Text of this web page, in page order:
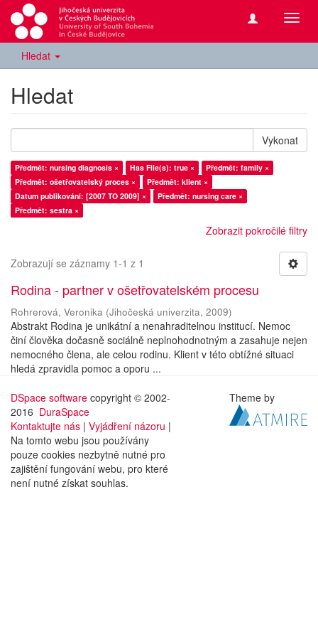
Hledat
Hledat
Vykonat
Předmět: nursing diagnosis × Has File(s): true ×
Předmět: family ×
Předmět: ošetřovatelský proces ×
Předmět: klient ×
Datum publikování: [2007 TO 2009] ×
Předmět: nursing care ×
Předmět: sestra ×
Zobrazit pokročilé filtry
Zobrazují se záznamy 1-1 z 1
Rodina - partner v ošetřovatelském procesu
Rohrerová, Veronika (Jihočeská univerzita, 2009)
Abstrakt Rodina je unikátní a nenahraditelnou institucí. Nemoc
činí člověka dočasně sociálně neplnohodnotným a zasahuje nejen
nemocného člena, ale celou rodinu. Klient v této obtížné situaci
hledá zpravidla pomoc a oporu ...
DSpace software copyright © 2002-
2016 DuraSpace
Kontaktujte nás | Vyjádření názoru |
Na tomto webu jsou používány
pouze cookies nezbytně nutné pro
zajištění fungování webu, pro které
není nutné získat souhlas.
Theme by